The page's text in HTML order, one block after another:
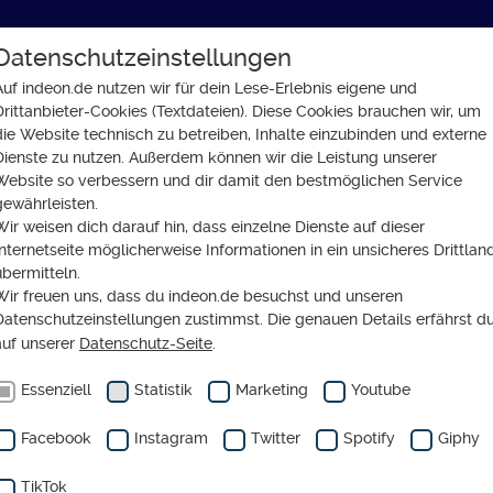
GLAUBE SOZIALES
nach dem Verlust
in der Familie: Leben
indeon.de nutzen wir für dein Lese-Erlebnis eigene und
Cookies (Textdateien). Diese Cookies brauchen wir, um
Website technisch zu betreiben, Inhalte einzubinden und externe
zu nutzen. Außerdem können wir die Leistung unserer
so verbessern und dir damit den bestmöglichen Service
weisen dich darauf hin, dass einzelne Dienste auf dieser
möglicherweise Informationen in ein unsicheres
freuen uns, dass du indeon.de besuchst und unseren
zustimmst. Die genauen Details erfährst
unserer Datenschutz-Seite
Essenziell Statistik Marketing Youtube
Facebook Instagram Twitter Spotify Giphy
TikTok